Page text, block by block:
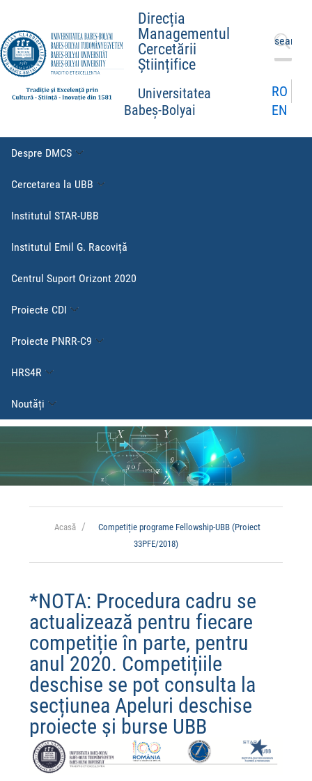
Direcția
Managementul
Cercetării
Științifice
Universitatea
Babeș-Bolyai
Caută
după:
RO
EN
Despre DMCS
Cercetarea la UBB
Institutul STAR-UBB
Institutul Emil G. Racoviță
Centrul Suport Orizont 2020
Proiecte CDI
Proiecte PNRR-C9
HRS4R
Noutăți
Acasă
Competiție programe Fellowship-UBB (Proiect
33PFE/2018)
*NOTA: Procedura cadru se
actualizează pentru fiecare
competiție în parte, pentru
anul 2020. Competițiile
deschise se pot consulta la
secțiunea Apeluri deschise
proiecte și burse UBB